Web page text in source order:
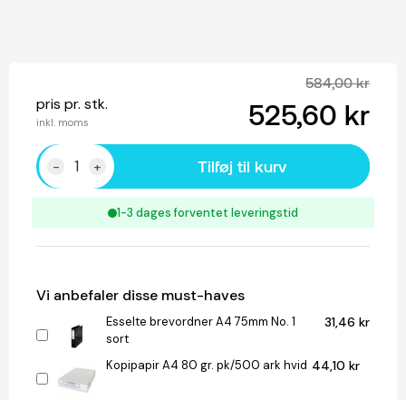
584,00 kr
pris pr. stk.
inkl. moms 525,60 kr
- + Tilføj til kurv
1-3 dages forventet leveringstid
Vi anbefaler disse must-haves
Esselte brevordner A4 75mm No. 1
sort
31,46 kr
Kopipapir A4 80 gr. pk/500 ark hvid 44,10 kr